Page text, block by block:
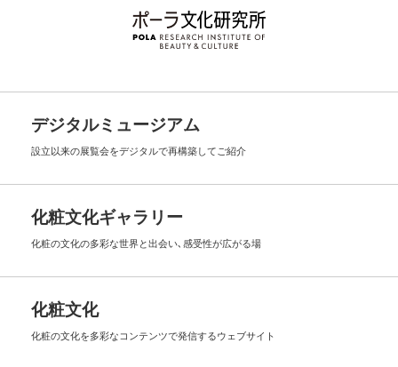
デジタルミュージアム
設立以来の展覧会をデジタルで再構築してご紹介
化粧文化ギャラリー
化粧の文化の多彩な世界と出会い､ 感受性が広がる場
化粧文化
化粧の文化を多彩なコンテンツで発信するウェブサイト